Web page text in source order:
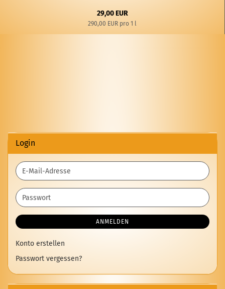
29,00 EUR
290,00 EUR pro 1 l
Login
E-
Mail-
Adresse
Passwort
ANMELDEN
Konto erstellen
Passwort vergessen?